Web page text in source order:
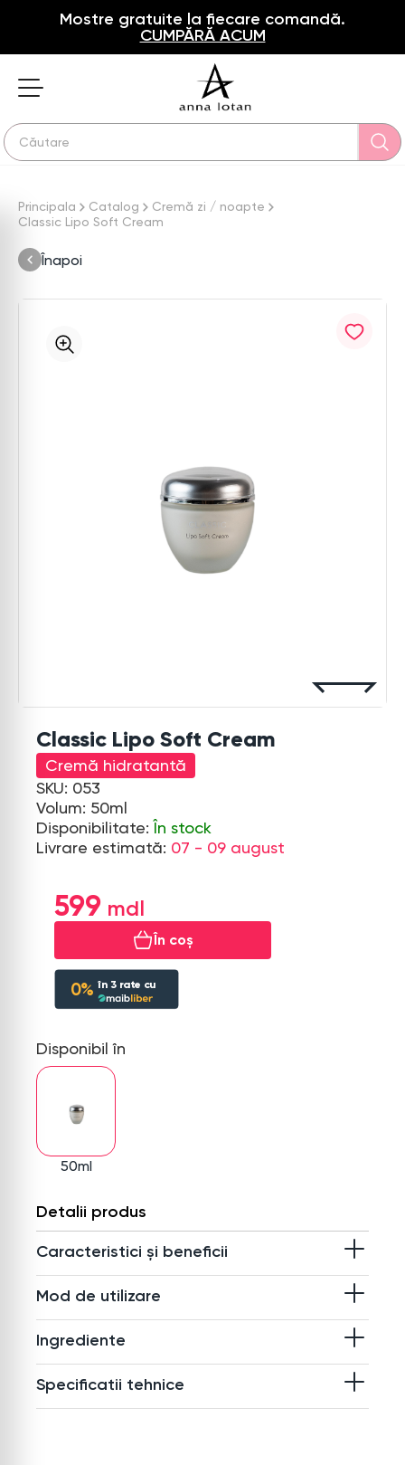
Mostre gratuite la fiecare comandă.
CUMPĂRĂ ACUM
Principala Catalog
Cremă zi / noapte
Classic Lipo Soft Cream
Înapoi
Classic Lipo Soft Cream
Cremă hidratantă
SKU: 053
Volum: 50ml
Disponibilitate:În stock
Livrare estimată: 07 - 09 august
599
În coș
0% în 3rate cu
Disponibil în
50ml
Detalii produs
Caracteristici și beneficii
Mod de utilizare
Ingrediente
Specificatii tehnice